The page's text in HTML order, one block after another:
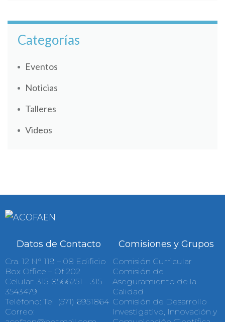
Categorías
Eventos
Noticias
Talleres
Videos
Datos de Contacto
Cra. 12 N° 119 – 08 Edificio
Box Office – Of 202
Celular: 315-8566251 – 315-
3543479
Teléfono: Tel. (571) 6951864
Correo:
Comisiones y Grupos
Comisión Curricular
Comisión de
Aseguramiento de la
Calidad
Comisión de Desarrollo
Investigativo, Innovación y